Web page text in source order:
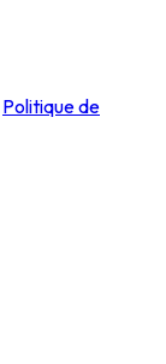
Politique de